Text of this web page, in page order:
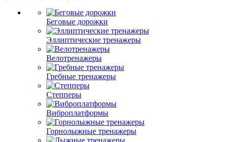
Беговые дорожки
Эллиптические тренажеры
Велотренажеры
Гребные тренажеры
Степперы
Виброплатформы
Горнолыжные тренажеры